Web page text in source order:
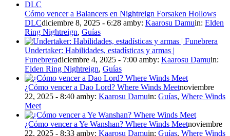
Cómo vencer a Balancers en Nightreign Forsaken Hollows
DLCdiciembre 8, 2025 - 6:28 amby: Kaarosu Damuin: Elden
Ring Nightreign, Guías
Undertaker: Habilidades, estadísticas y armas |
Funebreradiciembre 4, 2025 - 7:00 amby: Kaarosu Damuin:
Elden Ring Nightreign, Guías
¿Cómo vencer a Dao Lord? Where Winds Meetnoviembre
22, 2025 - 8:40 amby: Kaarosu Damuin: Guías, Where Winds
Meet
¿Cómo vencer a Ye Wanshan? Where Winds Meetnoviembre
22, 2025 - 8:33 amby: Kaarosu Damuin: Guías, Where Winds